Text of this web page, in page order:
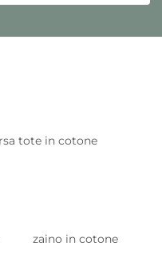
tote in cotone
zaino in cotone